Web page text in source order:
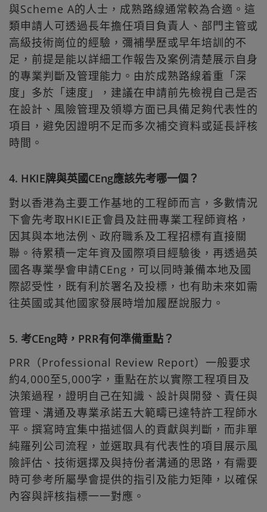
與Scheme A的人士，成熟路線通常較為合適。這
類申請人可透過長年擔任項目負責人、部門主管或
高級技術崗位的經驗，彌補學歷或早年培訓的不
足，前提是能以詳細工作報告及案例清楚展示自身
的專業判斷及管理能力。由於成熟路線着重「深
度」多於「速度」，建議在申請前先檢視自己是否
在設計、風險管理及領導方面已具備足夠代表性的
項目，避免因證明不足而多次補交資料或延長評核
時間。
4. HKIE牌與英國CEng應該先考哪一個？
對以香港為主要工作基地的工程師而言，多數情況
下會先考取HKIE正會員及註冊專業工程師資格，
因其與本地法例、政府職系及工程招標有直接關
聯。待累積一定年資及國際項目經驗後，再透過英
國各專業學會申請CEng，可以同時兼備本地及國
際認受性，既有利於署名及投標，也有助未來如需
往英國或其他國家發展時增加履歷說服力。
5. 考CEng時，PRR有何準備重點？
PRR（Professional Review Report）一般要求
約4,000至5,000字，重點在於以實際工程項目及
決策過程，證明自己在知識、設計與開發、責任與
管理、溝通及專業承諾五大範疇已達特許工程師水
平。撰寫時宜集中描述個人的貢獻與判斷，而非單
純羅列公司流程，並選取具有代表性的項目展示風
險評估、技術選擇及與持份者溝通的思路，有需要
時可參考所屬學會提供的指引及能力矩陣，以確保
內容與評核指標一一對應。